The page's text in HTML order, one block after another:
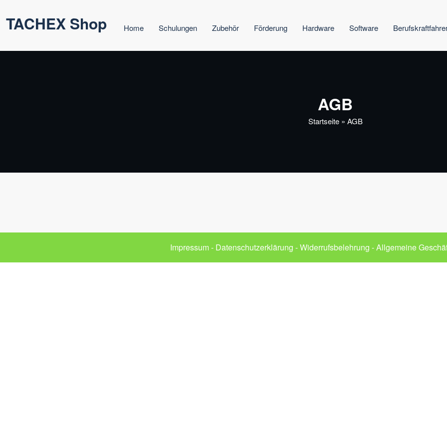
Inhalt
TACHEX Shop Home Schulungen Zubehör Förderung Hardware Software
AGB
Startseite» AGB
Impressum- Datenschutzerklärung -Widerrufsbelehrung -Allgemeine